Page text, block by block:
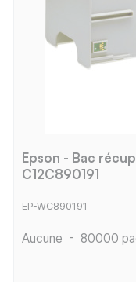
Epson - Bac
C12C890191
EP-WC890191
Aucune - 80000